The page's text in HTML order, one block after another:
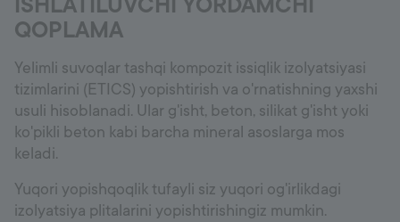
QOPLAMA
Yelimli suvoqlar tashqi kompozit issiqlik izolyatsiyasi
tizimlarini (ETICS) yopishtirish va o'rnatishning yaxshi
usuli hisoblanadi. Ular g'isht, beton, silikat g'isht yoki
ko'pikli beton kabi barcha mineral asoslarga mos
keladi.
Yuqori yopishqoqlik tufayli siz yuqori og'irlikdagi
izolyatsiya plitalarini yopishtirishingiz mumkin.